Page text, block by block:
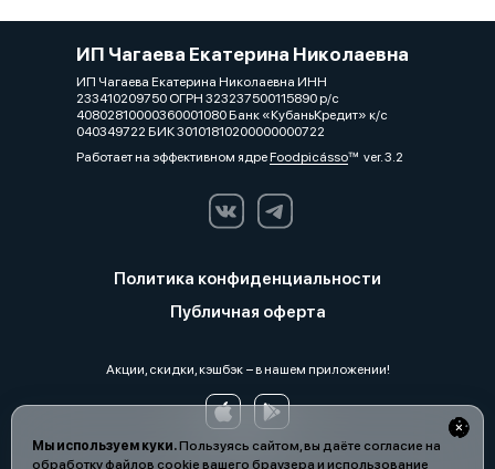
Мы используем куки.Пользуясь сайтом, вы даёте согласие на
обработку файлов cookie вашего браузера и использование
ИП Чагаева Екатерина Николаевна
ИП Чагаева Екатерина Николаевна ИНН
233410209750 ОГРН 323237500115890 р/с
40802810000360001080 Банк «КубаньКредит» к/с
040349722 БИК 30101810200000000722
Работает на эффективном ядреFoodpicássover. 3.2
Политика конфиденциальности
Публичная оферта
Акции, скидки, кэшбэк − в нашем приложении!